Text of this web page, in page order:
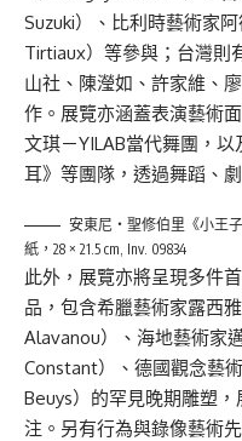
Suzuki）、比利時藝術家
Tirtiaux）等參與；台灣則
山社、陳瀅如、許家維、
作。展覽亦涵蓋表演藝術
文琪－YILAB當代舞團，
耳》等團隊，透過舞蹈、
安東尼・聖修伯里《小王
紙，28 × 21.5 cm, Inv. 09834
此外，展覽亦將呈現多件
品，包含希臘藝術家露西
Alavanou）、海地藝術家
Constant）、德國觀念藝
Beuys）的罕見晚期雕塑
注。另有行為與錄像藝術